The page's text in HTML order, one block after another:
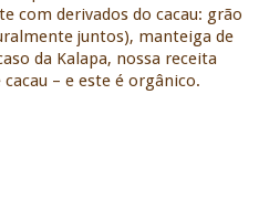
com derivados do cacau: grão
juntos), manteiga de
da Kalapa, nossa receita
– e este é orgânico.